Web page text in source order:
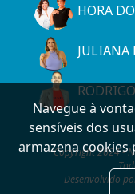
HORA
JULIANA
Copyright 2024 -
Desenvolvido
Navegue à
sensíveis dos
armazena cookies